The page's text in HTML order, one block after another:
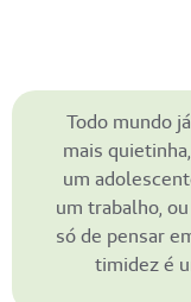
Todo mundo
mais
um
um trabalho,
só de pensar
timidez é